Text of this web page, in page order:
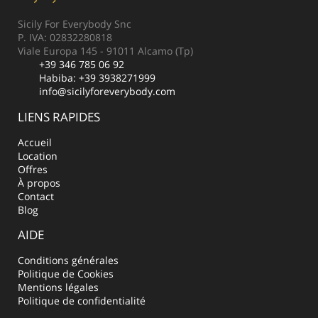
Sicily For Everybody Snc
P. IVA: 02832280818
Viale Europa 145 - 91011 Alcamo (Tp)
+39 346 785 06 92
Habiba: +39 3938271999
info@sicilyforeverybody.com
LIENS RAPIDES
Accueil
Location
Offres
À propos
Contact
Blog
AIDE
Conditions générales
Politique de Cookies
Mentions légales
Politique de confidentialité